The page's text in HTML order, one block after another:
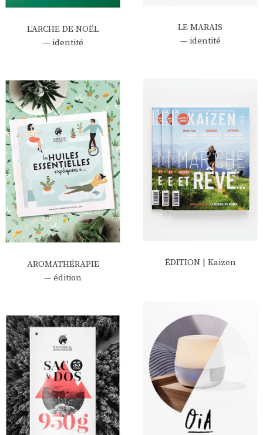
LE MARAIS
— identité
L’ARCHE DE NOËL
— identité
ÉDITION | Kaizen
AROMATHÉRAPIE
— édition